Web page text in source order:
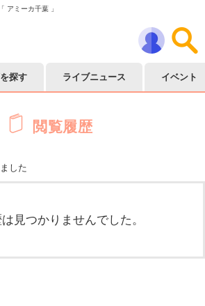
アミーカ千葉 」
探す ライブニュース イベント
閲覧履歴
した
見つかりませんでした。